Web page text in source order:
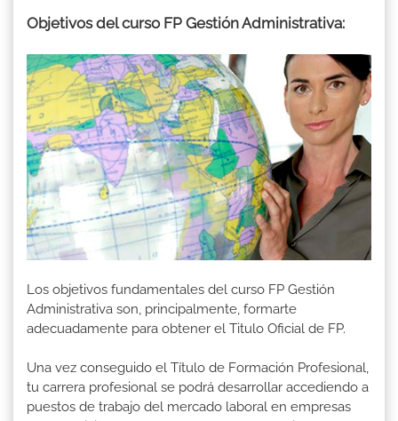
Objetivos del curso FP Gestión Administrativa:
Los objetivos fundamentales del curso FP Gestión
Administrativa son, principalmente, formarte
adecuadamente para obtener el Titulo Oficial de FP.
Una vez conseguido el Título de Formación Profesional,
tu carrera profesional se podrá desarrollar accediendo a
puestos de trabajo del mercado laboral en empresas